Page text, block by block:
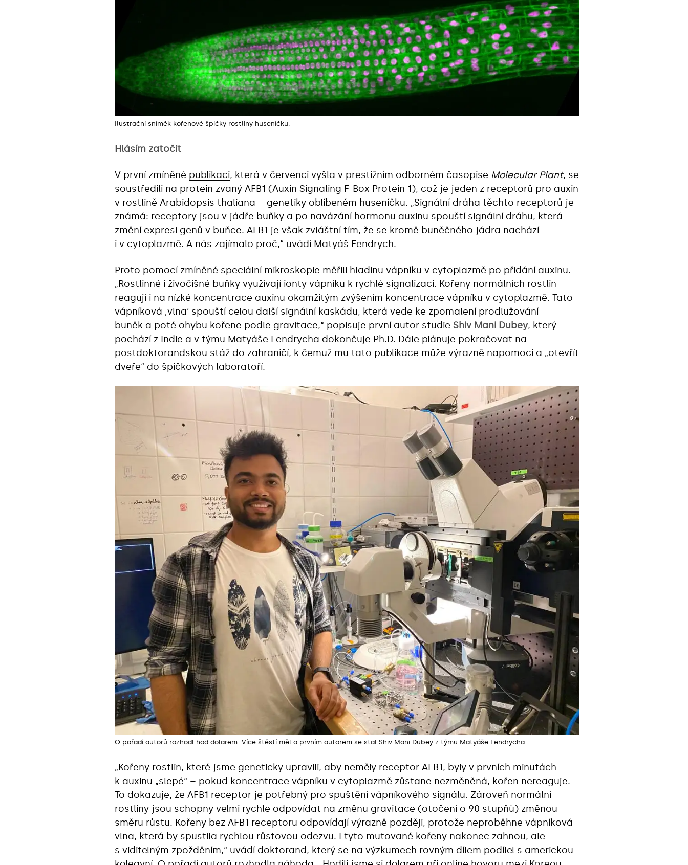
Ilustrační sníměk kořenové špičky rostliny huseníčku.
Hlásím zatočit
V první zmíněné publikaci, která v červenci vyšla v prestižním odborném časopise Molecular Plant, se
soustředili na protein zvaný AFB1 (Auxin Signaling F-Box Protein 1), což je jeden z receptorů pro auxin
v rostlině Arabidopsis thaliana – genetiky oblíbeném huseníčku. „Signální dráha těchto receptorů je
známá: receptory jsou v jádře buňky a po navázání hormonu auxinu spouští signální dráhu, která
změní expresi genů v buňce. AFB1 je však zvláštní tím, že se kromě buněčného jádra nachází
i v cytoplazmě. A nás zajímalo proč,“ uvádí Matyáš Fendrych.
Proto pomocí zmíněné speciální mikroskopie měřili hladinu vápníku v cytoplazmě po přidání auxinu.
„Rostlinné i živočišné buňky využívají ionty vápníku k rychlé signalizaci. Kořeny normálních rostlin
reagují i na nízké koncentrace auxinu okamžitým zvýšením koncentrace vápníku v cytoplazmě. Tato
vápníková ‚vlna‘ spouští celou další signální kaskádu, která vede ke zpomalení prodlužování
buněk a poté ohybu kořene podle gravitace,“ popisuje první autor studie Shiv Mani Dubey, který
pochází z Indie a v týmu Matyáše Fendrycha dokončuje Ph.D. Dále plánuje pokračovat na
postdoktorandskou stáž do zahraničí, k čemuž mu tato publikace může výrazně napomoci a „otevřít
dveře“ do špičkových laboratoří.
O pořadí autorů rozhodl hod dolarem. Více štěstí měl a prvním autorem se stal Shiv Mani Dubey z týmu Matyáše Fendrycha.
„Kořeny rostlin, které jsme geneticky upravili, aby neměly receptor AFB1, byly v prvních minutách
k auxinu „slepé“ – pokud koncentrace vápníku v cytoplazmě zůstane nezměněná, kořen nereaguje.
To dokazuje, že AFB1 receptor je potřebný pro spuštění vápníkového signálu. Zároveň normální
rostliny jsou schopny velmi rychle odpovídat na změnu gravitace (otočení o 90 stupňů) změnou
směru růstu. Kořeny bez AFB1 receptoru odpovídají výrazně později, protože neproběhne vápníková
vlna, která by spustila rychlou růstovou odezvu. I tyto mutované kořeny nakonec zahnou, ale
s viditelným zpožděním,“ uvádí doktorand, který se na výzkumech rovným dílem podílel s americkou